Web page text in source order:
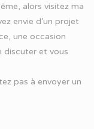
alors visitez ma
envie d’un projet
une occasion
discuter et vous
pas à envoyer un